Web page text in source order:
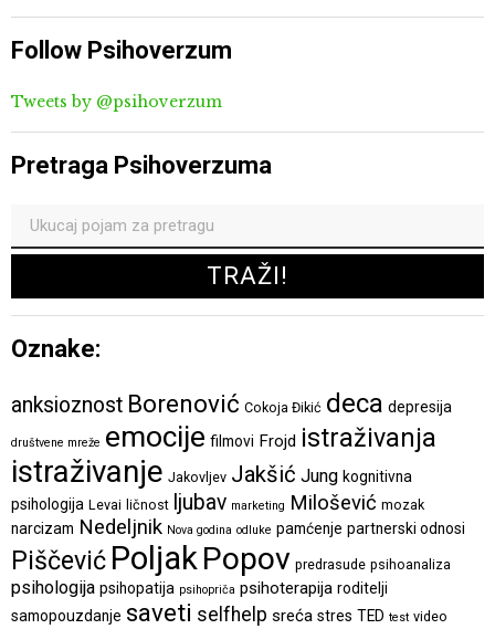
Follow Psihoverzum
Tweets by @psihoverzum
Pretraga Psihoverzuma
Oznake:
anksioznost Borenović Cokoja Đikić deca depresija
društvene mreže emocije filmovi Frojd istraživanja
istraživanje Jakovljev Jakšić Jung kognitivna
psihologija Levai ličnost ljubav marketing Milošević mozak
narcizam Nedeljnik Nova godina odluke pamćenje partnerski odnosi
Piščević PoljakPopov predrasude psihoanaliza
psihologija psihopatija psihopriča psihoterapija roditelji
samopouzdanje saveti selfhelp sreća stres TED test video